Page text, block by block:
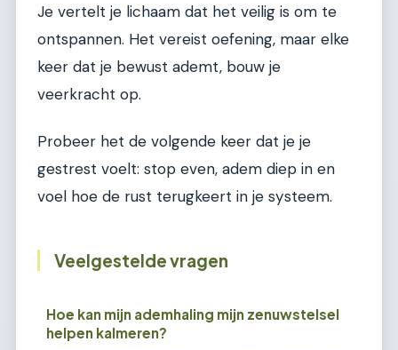
Je vertelt je lichaam dat het veilig is om te
ontspannen. Het vereist oefening, maar elke
keer dat je bewust ademt, bouw je
veerkracht op.
Probeer het de volgende keer dat je je
gestrest voelt: stop even, adem diep in en
voel hoe de rust terugkeert in je systeem.
Veelgestelde vragen
Hoe kan mijn ademhaling mijn zenuwstelsel
helpen kalmeren?